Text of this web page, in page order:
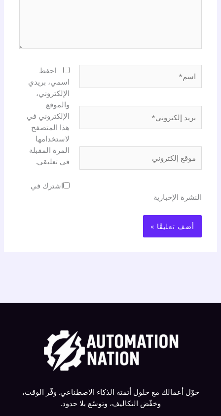
إلكتروني*
إلكتروني
احفظ
اسمي، بريدي
الإلكتروني،
والموقع
الإلكتروني في
هذا المتصفح
لاستخدامها
المرة المقبلة
في تعليقي.
اشترك في
النشرة الإخبارية
حوّل أعمالك مع حلول أتمتة الذكاء الاصطناعي. وفّر الوقت،
وخفّض التكاليف، وتوسّع بلا حدود.